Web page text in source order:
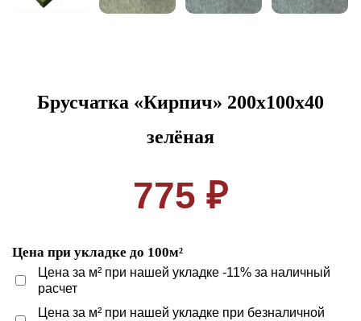
Брусчатка «Кирпич» 200x100x40
зелёная
775 ₽
Цена при укладке до 100м²
Цена за м² при нашей укладке -11% за наличный
расчет
Цена за м² при нашей укладке при безналичной